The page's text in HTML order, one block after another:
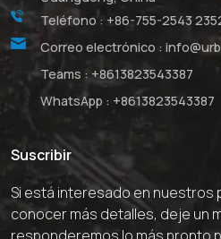
Teléfono : +86-755-2543
Correo electrónico :
Teams : +8613823543387
WhatsApp : +8613823543387
Suscribir
Si está interesado en nuestros
conocer más detalles, deje un
responderemos lo más pronto